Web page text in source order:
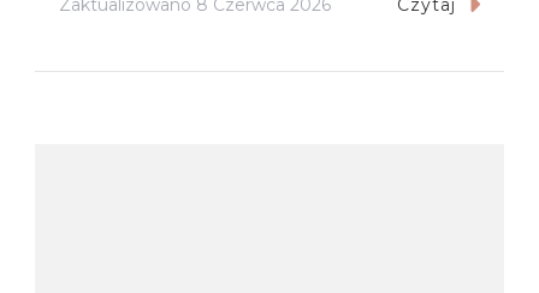
Zaktualizowano 8 Czerwca 2026 Czytaj